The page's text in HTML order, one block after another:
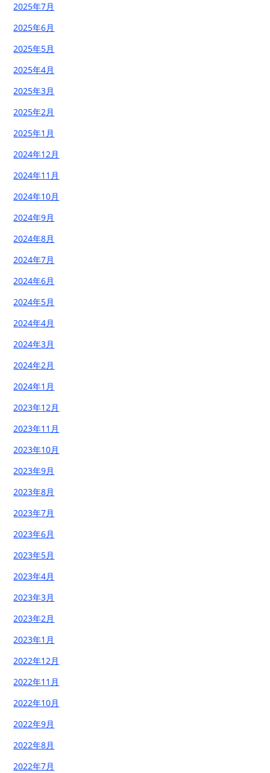
2025年7月
2025年6月
2025年5月
2025年4月
2025年3月
2025年2月
2025年1月
2024年12月
2024年11月
2024年10月
2024年9月
2024年8月
2024年7月
2024年6月
2024年5月
2024年4月
2024年3月
2024年2月
2024年1月
2023年12月
2023年11月
2023年10月
2023年9月
2023年8月
2023年7月
2023年6月
2023年5月
2023年4月
2023年3月
2023年2月
2023年1月
2022年12月
2022年11月
2022年10月
2022年9月
2022年8月
2022年7月